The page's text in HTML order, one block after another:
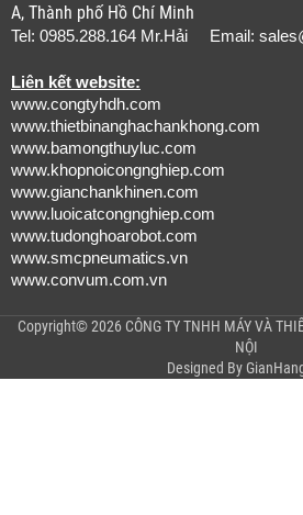
A, Thành phố Hồ Chí Minh
Tel: 0985.288.164 Mr.Hải Email:
Liên kết website:
www.congtyhdh.com
www.thietbinanghachankhong.com
www.bamongthuyluc.com
www.khopnoicongnghiep.com
www.gianchankhinen.com
www.luoicatcongnghiep.com
www.tudonghoarobot.com
www.smcpneumatics.vn
www.convum.com.vn
Copyright© 2026 CÔNG TY TNHH MÁY VÀ
NỘI
Designed By